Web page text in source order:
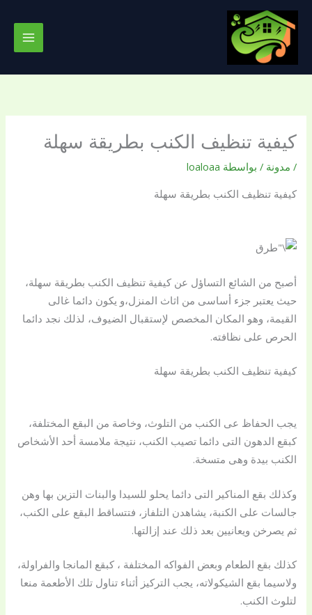
تخطي
المحتوى
كيفية تنظيف الكنب بطريقة سهلة
/ مدونة / بواسطة loaloaa
كيفية تنظيف الكنب بطريقة سهلة
أصبح من الشائع التساؤل عن كيفية تنظيف الكنب بطريقة سهلة،
حيث يعتبر جزء أساسى من اثاث المنزل،و يكون دائما غالى
القيمة، وهو المكان المخصص لإستقبال الضيوف، لذلك نجد دائما
الحرص على نظافته.
كيفية تنظيف الكنب بطريقة سهلة
يجب الحفاظ عى الكنب من التلوث، وخاصة من البقع المختلفة،
كبقع الدهون التى دائما تصيب الكنب، نتيجة ملامسة أحد الأشخاص
الكنب بيدة وهى متسخة.
وكذلك بقع المناكير التى دائما يحلو للسيدا والبنات التزين بها وهن
جالسات على الكنبة، يشاهدن التلفاز، فتتساقط البقع على الكنب،
ثم يصرخن ويعانيين بعد ذلك عند إزالتها.
كذلك بقع الطعام وبعض الفواكه المختلفة ، كبقع المانجا والفراولة،
ولاسيما بقع الشيكولاته، يجب التركيز أثناء تناول تلك الأطعمة منعا
لتلوث الكنب.